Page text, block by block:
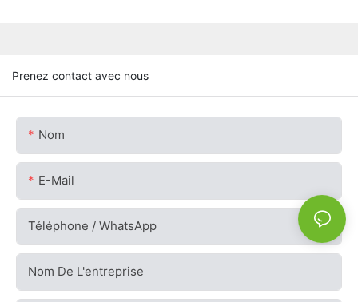
Prenez contact avec nous
Nom
E-Mail
Téléphone / WhatsApp
Nom De L'entreprise